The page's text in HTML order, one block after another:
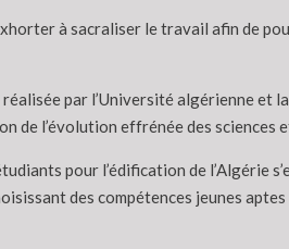
à sacraliser le travail afin de
par l’Université algérienne
de l’évolution effrénée des sciences
pour l’édification de l’Algérie
des compétences jeunes